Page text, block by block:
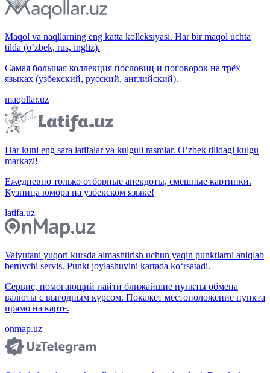
Maqol va naqllarning eng katta kolleksiyasi. Har bir maqol uchta
tilda (o‘zbek, rus, ingliz).
Самая большая коллекция пословиц и поговорок на трёх
языках (узбекский, русский, английский).
maqollar.uz
Har kuni eng sara latifalar va kulguli rasmlar. O‘zbek tilidagi kulgu
markazi!
Ежедневно только отборные анекдоты, смешные картинки.
Кузница юмора на узбекском языке!
latifa.uz
Valyutani yuqori kursda almashtirish uchun yaqin punktlarni aniqlab
beruvchi servis. Punkt joylashuvini kartada ko‘rsatadi.
Сервис, помогающий найти ближайшие пункты обмена
валюты с выгодным курсом. Покажет местоположение пункта
прямо на карте.
onmap.uz